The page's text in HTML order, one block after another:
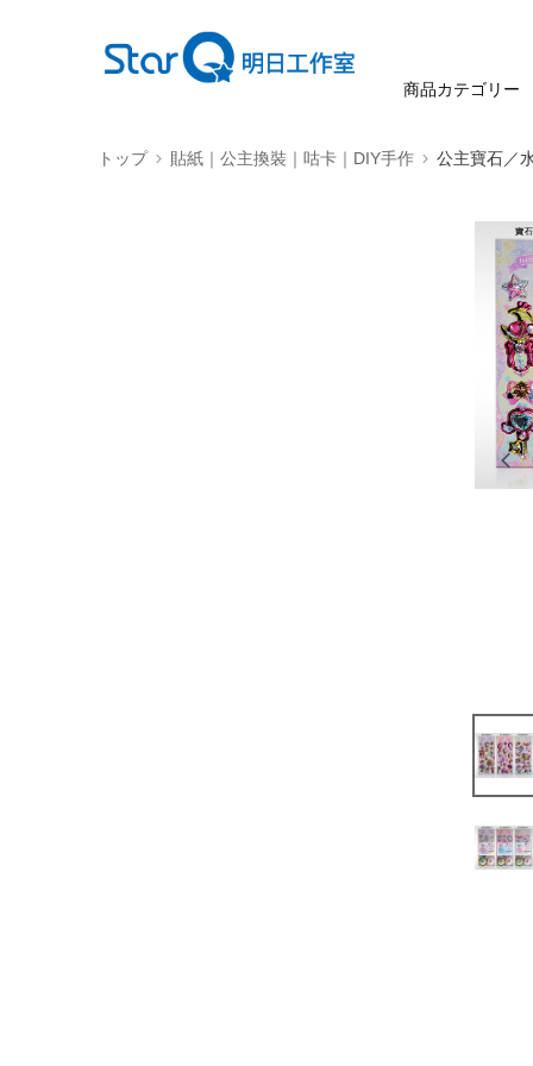
商品カテゴリー
トップ 貼紙｜公主換裝｜咕卡｜DIY手作 公主寶石／